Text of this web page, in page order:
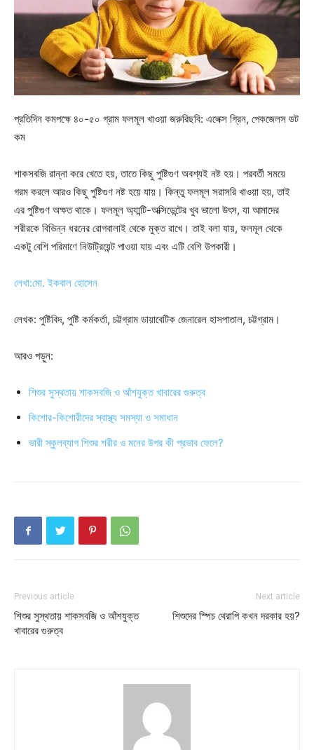
প্রতিদিন কমপক্ষে ৪০-৫০ গ্রাম ফলমূল খাওয়া জরুরিছবি: এলেক্স গ্রিন, পেকজেলস ডট
কম
শাকসবজি রান্না করে খেতে হয়, তাতে কিছু পুষ্টিগুণ অবশ্যই নষ্ট হয়। পরবর্তী সময়ে
গরম করলে আরও কিছু পুষ্টিগুণ নষ্ট হয়ে যায়। কিন্তু ফলমূল সরাসরি খাওয়া হয়, তাই
এর পুষ্টিগুণ অক্ষত থাকে। ফলমূল অ্যান্টি-অক্সিডেন্টের খুব ভালো উৎস, যা আমাদের
শরীরকে বিভিন্ন ধরনের রোগবালাই থেকে মুক্ত রাখে। তাই বলা যায়, ফলমূল থেকে
একটু বেশি পরিমাণে নিউট্রিয়েন্ট পাওয়া যায় এবং এটি বেশি উপকারী।
লেখা:মো. ইকবাল হোসেন
লেখক: পুষ্টিবিদ, পুষ্টি কর্মকর্তা, চট্টগ্রাম ডায়াবেটিক জেনারেল হাসপাতাল, চট্টগ্রাম।
আরও পড়ুন:
শিশুর সুস্থতায় শাকসবজি ও আঁশযুক্ত খাবারের গুরুত্ব
কিশোর-কিশোরীদের স্বাস্থ্য সমস্যা ও সমাধান
ভারী স্কুলব্যাগ শিশুর শরীর ও মনের উপর কী প্রভাব ফেলে?
Previous article
শিশুর সুস্থতায় শাকসবজি ও আঁশযুক্ত
খাবারের গুরুত্ব
Next article
শিশুদের স্পিচ থেরাপি কখন দরকার হয়?